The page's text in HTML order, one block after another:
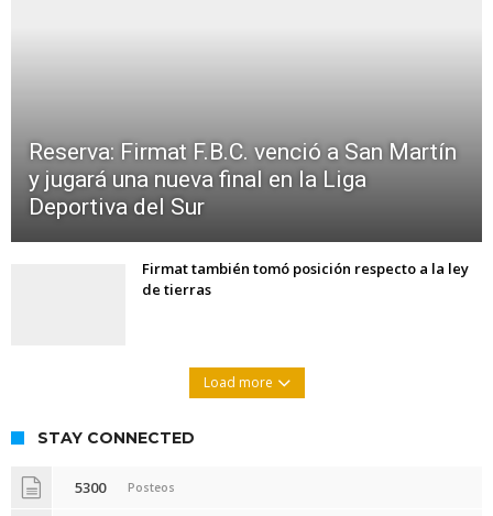
Reserva: Firmat F.B.C. venció a San Martín
y jugará una nueva final en la Liga
Deportiva del Sur
Firmat también tomó posición respecto a la ley
de tierras
Load more
STAY CONNECTED
5300 Posteos